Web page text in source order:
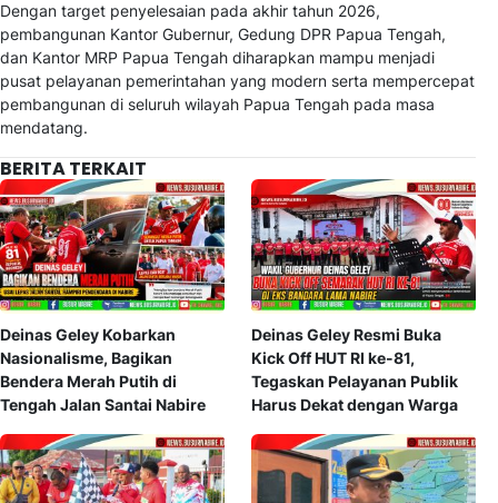
Dengan target penyelesaian pada akhir tahun 2026,
pembangunan Kantor Gubernur, Gedung DPR Papua Tengah,
dan Kantor MRP Papua Tengah diharapkan mampu menjadi
pusat pelayanan pemerintahan yang modern serta mempercepat
pembangunan di seluruh wilayah Papua Tengah pada masa
mendatang.
BERITA TERKAIT
Deinas Geley Kobarkan
Nasionalisme, Bagikan
Bendera Merah Putih di
Tengah Jalan Santai Nabire
Deinas Geley Resmi Buka
Kick Off HUT RI ke-81,
Tegaskan Pelayanan Publik
Harus Dekat dengan Warga